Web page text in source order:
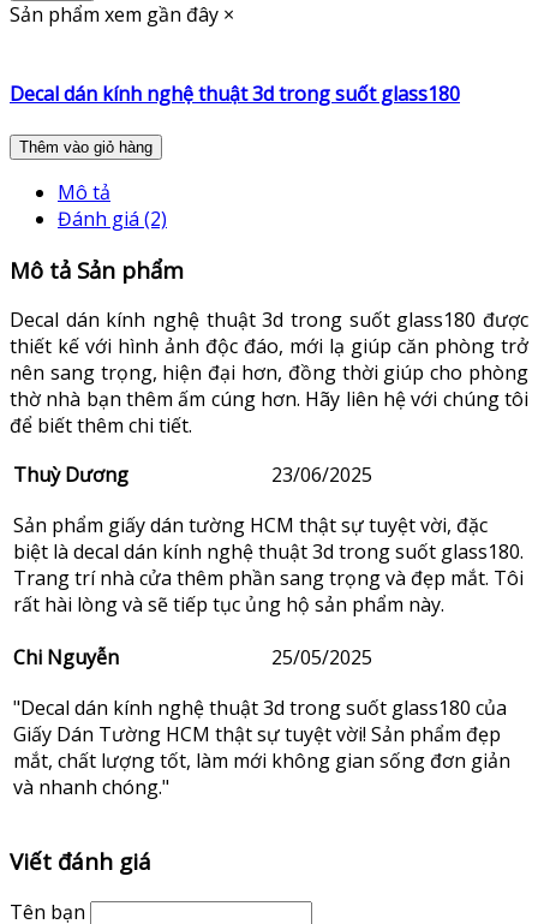
Sản phẩm xem gần đây ×
Decal dán kính nghệ thuật 3d trong suốt glass180
Thêm vào giỏ hàng
Mô tả
Đánh giá (2)
Mô tả Sản phẩm
Decal dán kính nghệ thuật 3d trong suốt glass180 được
thiết kế với hình ảnh độc đáo, mới lạ giúp căn phòng trở
nên sang trọng, hiện đại hơn, đồng thời giúp cho phòng
thờ nhà bạn thêm ấm cúng hơn. Hãy liên hệ với chúng tôi
để biết thêm chi tiết.
Thuỳ Dương
23/06/2025
Sản phẩm giấy dán tường HCM thật sự tuyệt vời, đặc
biệt là decal dán kính nghệ thuật 3d trong suốt glass180.
Trang trí nhà cửa thêm phần sang trọng và đẹp mắt. Tôi
rất hài lòng và sẽ tiếp tục ủng hộ sản phẩm này.
Chi Nguyễn
25/05/2025
"Decal dán kính nghệ thuật 3d trong suốt glass180 của
Giấy Dán Tường HCM thật sự tuyệt vời! Sản phẩm đẹp
mắt, chất lượng tốt, làm mới không gian sống đơn giản
và nhanh chóng."
Viết đánh giá
Tên bạn